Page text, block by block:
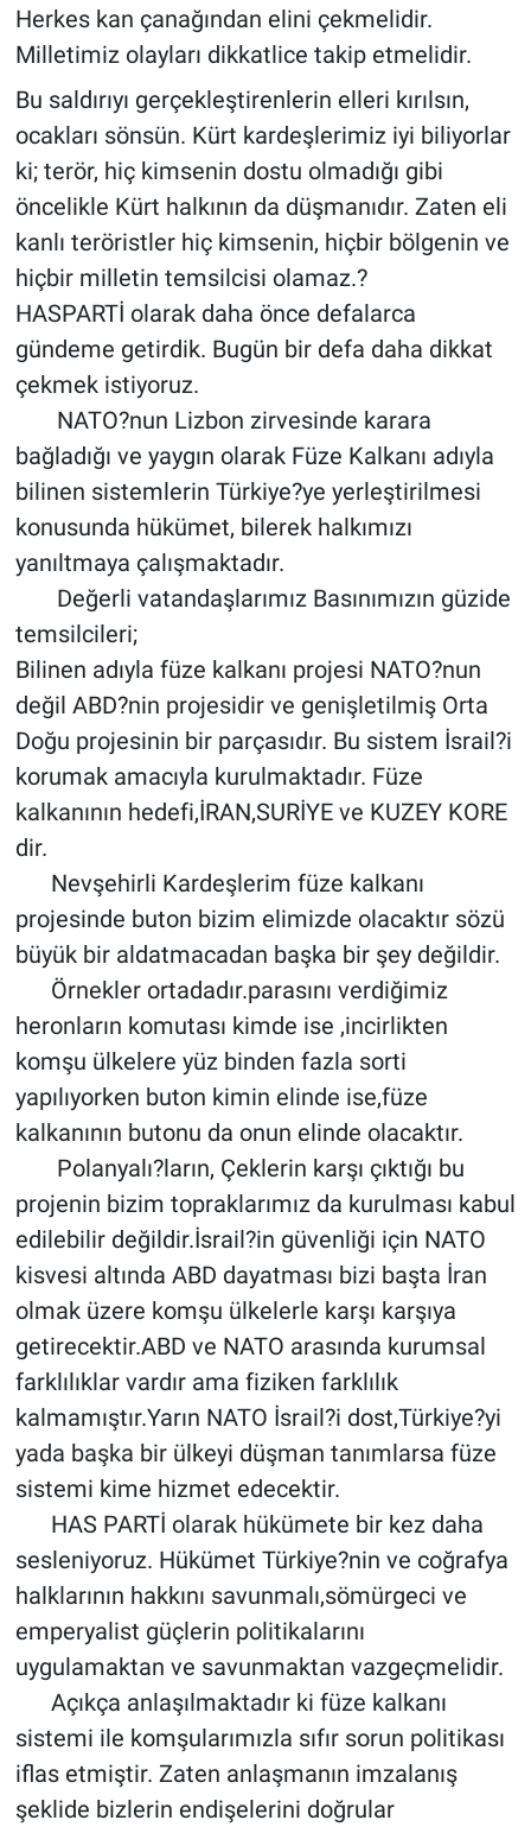
Herkes kan çanağından elini çekmelidir.
Milletimiz olayları dikkatlice takip etmelidir.
Bu saldırıyı gerçekleştirenlerin elleri kırılsın,
ocakları sönsün. Kürt kardeşlerimiz iyi biliyorlar
ki; terör, hiç kimsenin dostu olmadığı gibi
öncelikle Kürt halkının da düşmanıdır. Zaten eli
kanlı teröristler hiç kimsenin, hiçbir bölgenin ve
hiçbir milletin temsilcisi olamaz.?
HASPARTİ olarak daha önce defalarca
gündeme getirdik. Bugün bir defa daha dikkat
çekmek istiyoruz.
NATO?nun Lizbon zirvesinde karara
bağladığı ve yaygın olarak Füze Kalkanı adıyla
bilinen sistemlerin Türkiye?ye yerleştirilmesi
konusunda hükümet, bilerek halkımızı
yanıltmaya çalışmaktadır.
Değerli vatandaşlarımız Basınımızın güzide
temsilcileri;
Bilinen adıyla füze kalkanı projesi NATO?nun
değil ABD?nin projesidir ve genişletilmiş Orta
Doğu projesinin bir parçasıdır. Bu sistem İsrail?i
korumak amacıyla kurulmaktadır. Füze
kalkanının hedefi,İRAN,SURİYE ve KUZEY KORE
dir.
Nevşehirli Kardeşlerim füze kalkanı
projesinde buton bizim elimizde olacaktır sözü
büyük bir aldatmacadan başka bir şey değildir.
Örnekler ortadadır.parasını verdiğimiz
heronların komutası kimde ise ,incirlikten
komşu ülkelere yüz binden fazla sorti
yapılıyorken buton kimin elinde ise,füze
kalkanının butonu da onun elinde olacaktır.
Polanyalı?ların, Çeklerin karşı çıktığı bu
projenin bizim topraklarımız da kurulması kabul
edilebilir değildir.İsrail?in güvenliği için NATO
kisvesi altında ABD dayatması bizi başta İran
olmak üzere komşu ülkelerle karşı karşıya
getirecektir.ABD ve NATO arasında kurumsal
farklılıklar vardır ama fiziken farklılık
kalmamıştır.Yarın NATO İsrail?i dost,Türkiye?yi
yada başka bir ülkeyi düşman tanımlarsa füze
sistemi kime hizmet edecektir.
HAS PARTİ olarak hükümete bir kez daha
sesleniyoruz. Hükümet Türkiye?nin ve coğrafya
halklarının hakkını savunmalı,sömürgeci ve
emperyalist güçlerin politikalarını
uygulamaktan ve savunmaktan vazgeçmelidir.
Açıkça anlaşılmaktadır ki füze kalkanı
sistemi ile komşularımızla sıfır sorun politikası
iflas etmiştir. Zaten anlaşmanın imzalanış
şeklide bizlerin endişelerini doğrular